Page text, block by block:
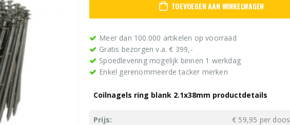
TOEVOEGEN AAN WINKELWAGEN
Meer dan 100.000 artikelen op voorraad
Gratis bezorgen v.a. € 399,-
Spoedlevering mogelijk binnen 1 werkdag
Enkel gerenommeerde tacker merken
Coilnagels ring blank 2.1x38mm productdetails
Prijs:
€ 59,95 per doos